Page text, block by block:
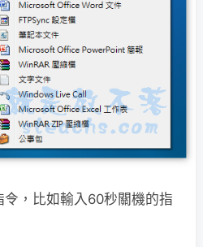
，比如輸入60秒關機的指